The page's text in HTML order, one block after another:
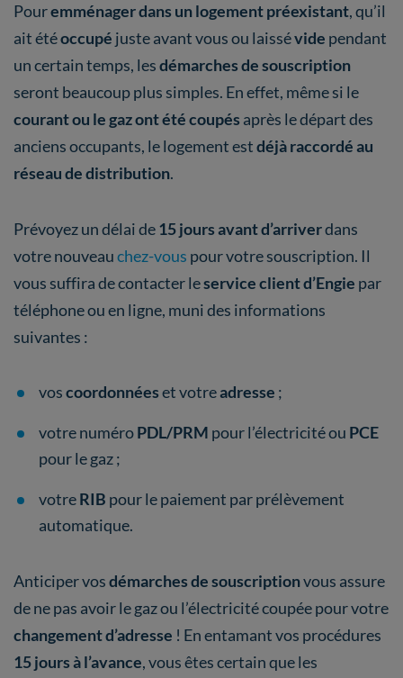
Pouremménager dans un logement préexistant, qu’il
ait étéoccupé juste avant vous ou laissévide pendant
un certain temps, lesdémarches de souscription
seront beaucoup plus simples. En effet, même si le
courant ou le gaz ont été coupés après le départ des
anciens occupants, le logement estdéjà raccordé au
réseau de distribution.
Prévoyez un délai de15 jours avant d’arriverdans
votre nouveauchez-vous pour votre souscription. Il
vous suffira de contacter leservice client d’Engie par
téléphone ou en ligne, muni des informations
suivantes :
voscoordonnéeset votreadresse ;
votre numéroPDL/PRM pour l’électricité ou PCE
pour le gaz ;
votreRIB pour le paiement par prélèvement
automatique.
Anticiper vosdémarches de souscriptionvous assure
de ne pas avoir le gaz ou l’électricité coupée pour votre
changement d’adresse ! En entamant vos procédures
15 jours à l’avance, vous êtes certain que les